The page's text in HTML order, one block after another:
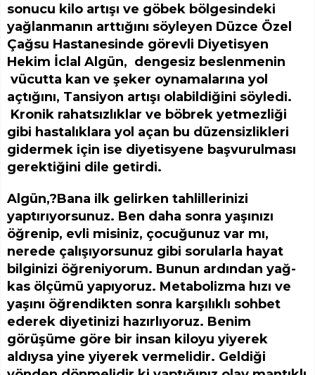
sonucu kilo artışı ve göbek bölgesindeki
yağlanmanın arttığını söyleyen Düzce Özel
Çağsu Hastanesinde görevli Diyetisyen
Hekim İclal Algün, dengesiz beslenmenin
vücutta kan ve şeker oynamalarına yol
açtığını, Tansiyon artışı olabildiğini söyledi.
Kronik rahatsızlıklar ve böbrek yetmezliği
gibi hastalıklara yol açan bu düzensizlikleri
gidermek için ise diyetisyene başvurulması
gerektiğini dile getirdi.
Algün,?Bana ilk gelirken tahlillerinizi
yaptırıyorsunuz. Ben daha sonra yaşınızı
öğrenip, evli misiniz, çocuğunuz var mı,
nerede çalışıyorsunuz gibi sorularla hayat
bilginizi öğreniyorum. Bunun ardından yağ-
kas ölçümü yapıyoruz. Metabolizma hızı ve
yaşını öğrendikten sonra karşılıklı sohbet
ederek diyetinizi hazırlıyoruz. Benim
görüşüme göre bir insan kiloyu yiyerek
aldıysa yine yiyerek vermelidir. Geldiği